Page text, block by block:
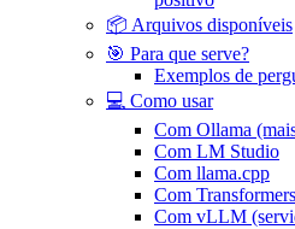
📦 Arquivos disponíveis
🎯 Para que serve?
Exemplos de
💻 Como usar
Com Ollama
Com LM Studio
Com llama.cpp
Com
Com vLLM